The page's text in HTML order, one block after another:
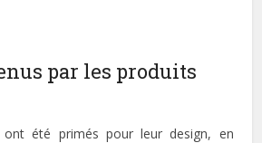
par les produits
ont été primés pour leur design, en